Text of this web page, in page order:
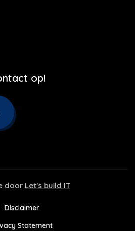
op!
door Let's build IT
Disclaimer
Statement